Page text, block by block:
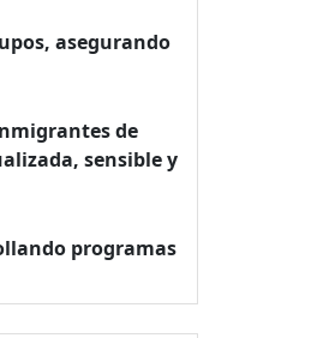
asegurando
de
sensible y
programas